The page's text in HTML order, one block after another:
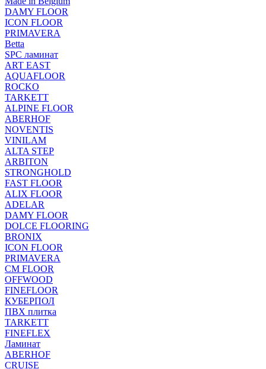
DAMY FLOOR
ICON FLOOR
PRIMAVERA
Betta
SPC ламинат
ART EAST
AQUAFLOOR
ROCKO
TARKETT
ALPINE FLOOR
ABERHOF
NOVENTIS
VINILAM
ALTA STEP
ARBITON
STRONGHOLD
FAST FLOOR
ALIX FLOOR
ADELAR
DAMY FLOOR
DOLCE FLOORING
BRONIX
ICON FLOOR
PRIMAVERA
CM FLOOR
OFFWOOD
FINEFLOOR
КУБЕРПОЛ
ПВХ плитка
TARKETT
FINEFLEX
Ламинат
ABERHOF
CRUISE